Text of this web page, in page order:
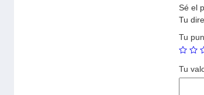
Sé el
Tu
Tu
Tu